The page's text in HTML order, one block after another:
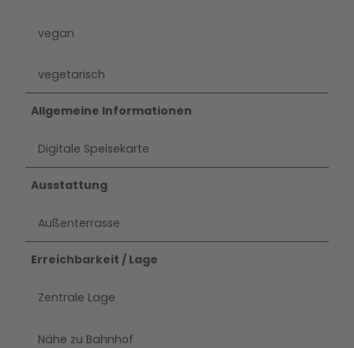
vegan
vegetarisch
Allgemeine Informationen
Digitale Speisekarte
Ausstattung
Außenterrasse
Erreichbarkeit / Lage
Zentrale Lage
Nähe zu Bahnhof